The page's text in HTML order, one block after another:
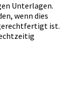
Unterlagen.
wenn dies
ist.